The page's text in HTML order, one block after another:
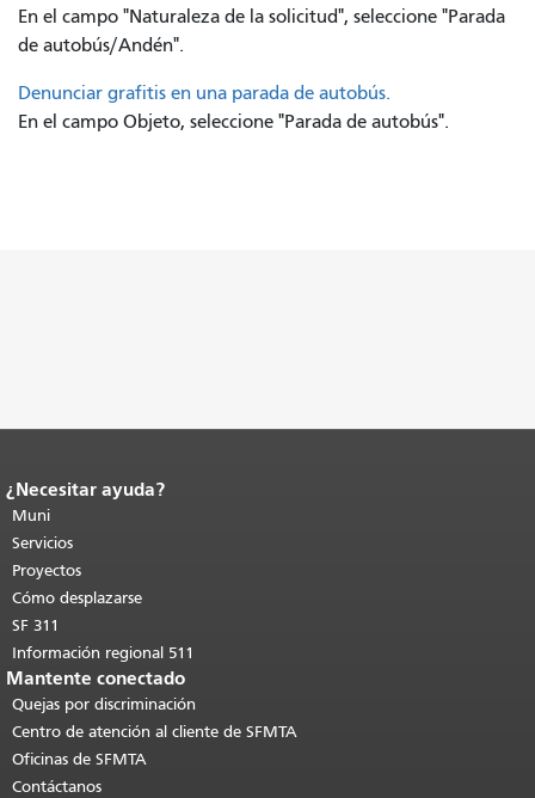
En el campo "Naturaleza de la solicitud", seleccione "Parada
de autobús/Andén".
Denunciar grafitis en una parada de autobús.
En el campo Objeto, seleccione "Parada de autobús".
Fin del contenido de la página.
de esta página se repite en todas las
páginas.Volver al principio del
contenido principal
¿Necesitar ayuda?
Muni
Servicios
Proyectos
Cómo desplazarse
SF 311
Información regional 511
Mantente conectado
Quejas por discriminación
Centro de atención al cliente de SFMTA
Oficinas de SFMTA
Contáctanos